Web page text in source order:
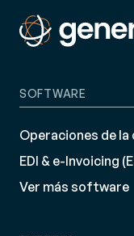
SOFTWARE
Operaciones de
EDI & e-Invoicing
Ver más software